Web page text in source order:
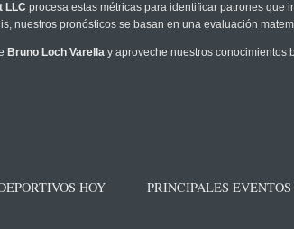
LLC procesa estas métricas para identificar patrones que
nuestros pronósticos se basan en una evaluación
Bruno Loch Varella y aproveche nuestros conocimientos
HOY PRINCIPALES